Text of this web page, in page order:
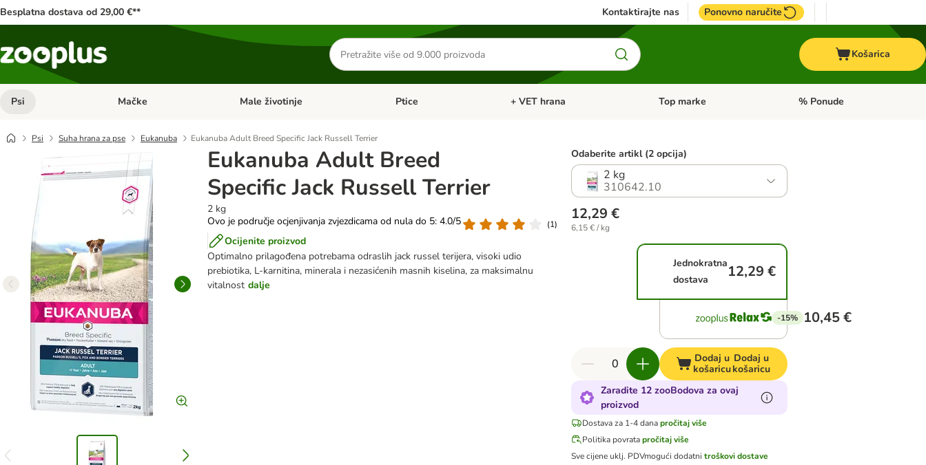
Besplatna dostava od 29,00 €** Kontaktirajte nas Ponovno naručite
Traži
proizvode
Košarica
Psi Pregled kategorija: Psi
Mačke Pregled kategorija: Mačke
Male životinje Pregled kategorija: Male životinje
Ptice Pregled kategorija: Ptice
+ VET hrana Pregled kategorija: + VET hrana
Top marke Pregled kategorija: Top marke
% Ponude
Psi Suha hrana za pse Eukanuba Eukanuba Adult Breed Specific Jack Russell Terrier
Eukanuba Adult Breed
Specific Jack Russell Terrier
2 kg
Ovo je područje ocjenjivanja zvjezdicama od nula do 5: 4.0/5
(1)
Ocijenite proizvod
Optimalno prilagođena potrebama odraslih jack russel terijera, visoki udio
prebiotika, L-karnitina, minerala i nezasićenih masnih kiselina, za maksimalnu
vitalnost dalje
Odaberite artikl (2 opcija)
2 kg
310642.10
12,29 €
6,15 € / kg
Jednokratna
dostava
12,29 €
-15% 10,45 €
Dodaj u
košaricu
Dodaj u
košaricu
Zaradite 12 zooBodova za ovaj
proizvod
Dostava za 1-4 danapročitaj više
Politika povratapročitaj više
Sve cijene uklj. PDVmogući dodatnitroškovi dostave